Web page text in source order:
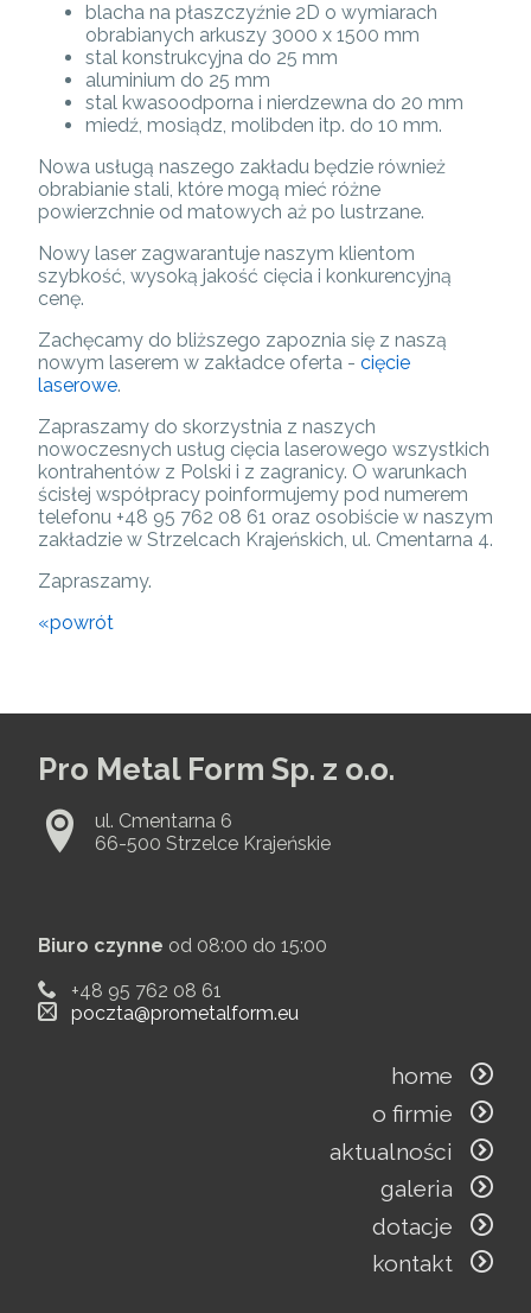
blacha na płaszczyźnie 2D o wymiarach
obrabianych arkuszy 3000 x 1500 mm
stal konstrukcyjna do 25 mm
aluminium do 25 mm
stal kwasoodporna i nierdzewna do 20 mm
miedź, mosiądz, molibden itp. do 10 mm.
Nowa usługą naszego zakładu będzie również
obrabianie stali, które mogą mieć różne
powierzchnie od matowych aż po lustrzane.
Nowy laser zagwarantuje naszym klientom
szybkość, wysoką jakość cięcia i konkurencyjną
cenę.
Zachęcamy do bliższego zapoznia się z naszą
nowym laserem w zakładce oferta - cięcie
laserowe.
Zapraszamy do skorzystnia z naszych
nowoczesnych usług cięcia laserowego wszystkich
kontrahentów z Polski i z zagranicy. O warunkach
ścisłej współpracy poinformujemy pod numerem
telefonu +48 95 762 08 61 oraz osobiście w naszym
zakładzie w Strzelcach Krajeńskich, ul. Cmentarna 4.
Zapraszamy.
«powrót
Pro Metal Form Sp. z o.o.
ul. Cmentarna 6
66-500 Strzelce Krajeńskie
Biuro czynne od 08:00 do 15:00
+48 95 762 08 61
poczta@prometalform.eu
home
o firmie
aktualności
galeria
dotacje
kontakt